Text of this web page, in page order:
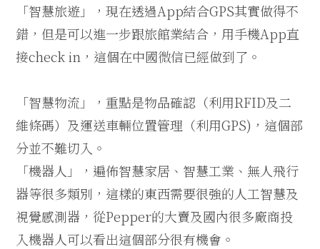
「智慧旅遊」，現在透過App結合GPS其實做得不
錯，但是可以進一步跟旅館業結合，用手機App直
接check in，這個在中國微信已經做到了。
「智慧物流」，重點是物品確認（利用RFID及二
維條碼）及運送車輛位置管理（利用GPS)，這個部
分並不難切入。
「機器人」，遍佈智慧家居、智慧工業、無人飛行
器等很多類別，這樣的東西需要很強的人工智慧及
視覺感測器，從Pepper的大賣及國內很多廠商投
入機器人可以看出這個部分很有機會。